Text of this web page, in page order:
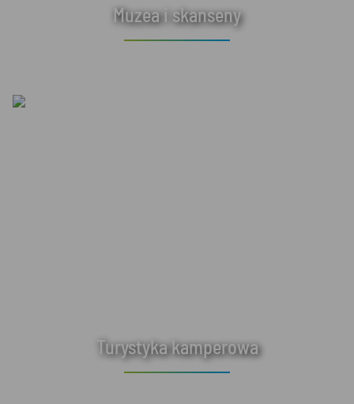
Muzea i skanseny
Turystyka kamperowa